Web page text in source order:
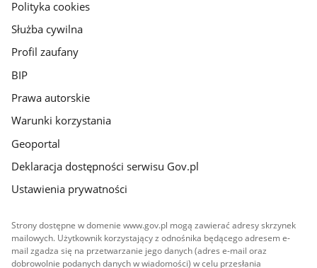
Polityka cookies
Służba cywilna
Profil zaufany
BIP
Prawa autorskie
Warunki korzystania
Geoportal
Deklaracja dostępności serwisu Gov.pl
Ustawienia prywatności
Strony dostępne w domenie www.gov.pl mogą zawierać adresy skrzynek
mailowych. Użytkownik korzystający z odnośnika będącego adresem e-
mail zgadza się na przetwarzanie jego danych (adres e-mail oraz
dobrowolnie podanych danych w wiadomości) w celu przesłania